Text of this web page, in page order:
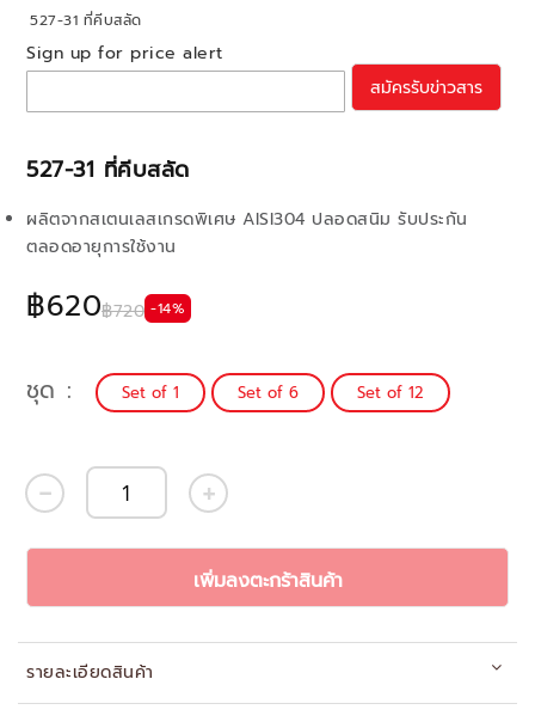
527-31 ที่คีบสลัด
527-31 ที่คีบสลัด
฿620฿720 -14%
ผลิตจากสเตนเลสเกรดพิเศษ AISI304 ปลอดสนิม รับประกัน
ตลอดอายุการใช้งาน
Sign up for price alert
สมัครรับข่าวสาร
ชุด Set of 1 Set of 6 Set of 12
เพิ่มลงตะกร้าสินค้า
รายละเอียดสินค้า